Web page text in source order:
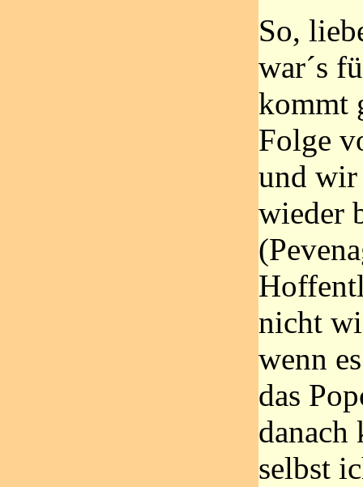
So,
war´s
kommt
Folge
und wir
wieder
nicht
wenn
das
danach
selbst